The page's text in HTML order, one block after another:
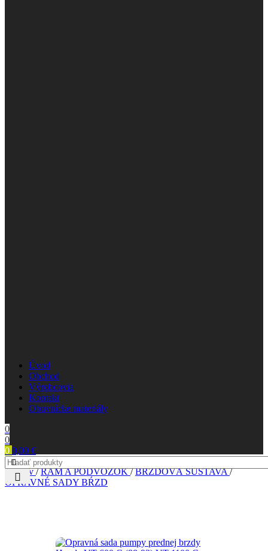
Úvod
Obchod
Výrobcovia
Kontakt
Obuvnícke materiály
0
0
0 0,00 €
Domov/ RÁM A PODVOZOK/ BRZDOVÁ SÚSTAVA/
OPRAVNÉ SADY BŔZD